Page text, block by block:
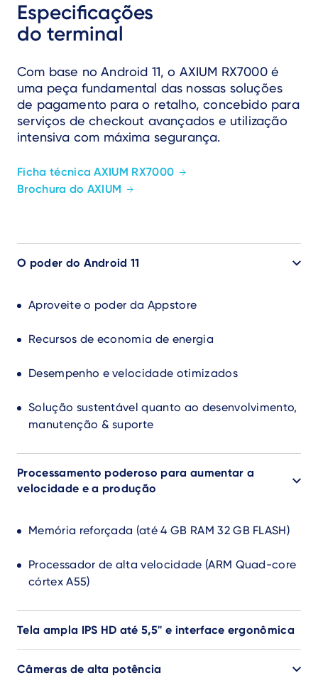
Especificações
do terminal
Com base no Android 11, o AXIUM RX7000 é
uma peça fundamental das nossas soluções
de pagamento para o retalho, concebido para
serviços de checkout avançados e utilização
intensiva com máxima segurança.
Ficha técnica AXIUM RX7000
Brochura do AXIUM
O poder do Android 11
Aproveite o poder da Appstore
Recursos de economia de energia
Desempenho e velocidade otimizados
Solução sustentável quanto ao desenvolvimento,
manutenção & suporte
Processamento poderoso para aumentar a
velocidade e a produção
Memória reforçada (até 4 GB RAM 32 GB FLASH)
Processador de alta velocidade (ARM Quad-core
córtex A55)
Tela ampla IPS HD até 5,5'' e interface ergonômica
Câmeras de alta potência